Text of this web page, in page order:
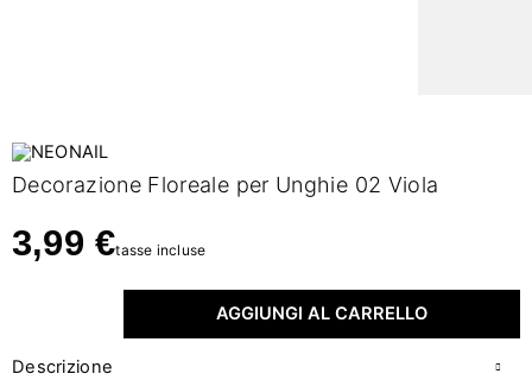
Decorazione Floreale per Unghie 02 Viola
3,99 €tasse incluse
AGGIUNGI AL CARRELLO
Descrizione